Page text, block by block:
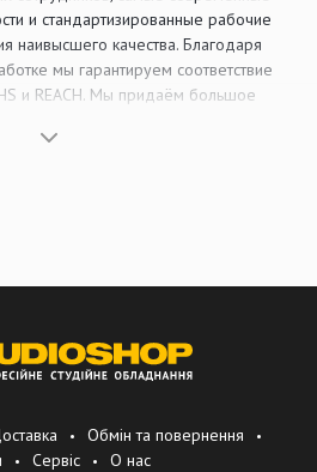
и стандартизированные рабочие
наивысшего качества. Благодаря
мы гарантируем соответствие
и REACH. Мы придаём большое
патентов и последовательно
брендом в сфере профессиональных
Обмін та повернення
Сервіс О нас